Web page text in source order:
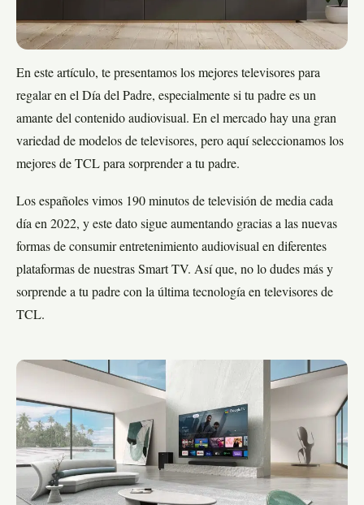
En este artículo, te presentamos los mejores televisores para
regalar en el Día del Padre, especialmente si tu padre es un
amante del contenido audiovisual. En el mercado hay una gran
variedad de modelos de televisores, pero aquí seleccionamos los
mejores de TCL para sorprender a tu padre.
Los españoles vimos 190 minutos de televisión de media cada
día en 2022, y este dato sigue aumentando gracias a las nuevas
formas de consumir entretenimiento audiovisual en diferentes
plataformas de nuestras Smart TV. Así que, no lo dudes más y
sorprende a tu padre con la última tecnología en televisores de
TCL.